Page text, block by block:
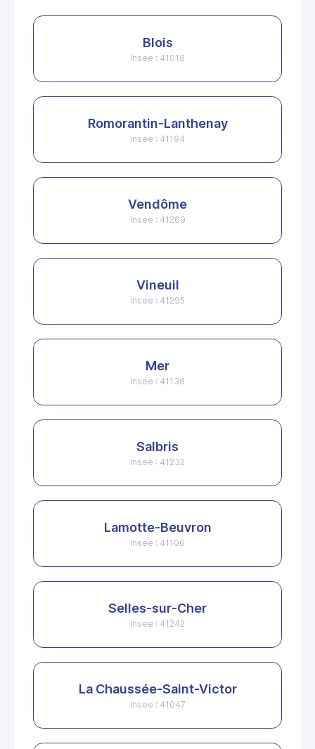
Blois
Insee : 41018
Romorantin-Lanthenay
Insee : 41194
Vendôme
Insee : 41269
Vineuil
Insee : 41295
Mer
Insee : 41136
Salbris
Insee : 41232
Lamotte-Beuvron
Insee : 41106
Selles-sur-Cher
Insee : 41242
La Chaussée-Saint-Victor
Insee : 41047